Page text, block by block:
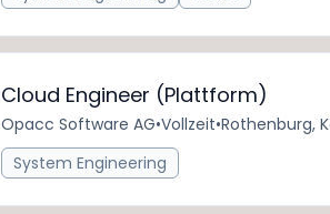
Cloud Engineer (Plattform)
Opacc Software AG•Vollzeit•Rothenburg,
System Engineering